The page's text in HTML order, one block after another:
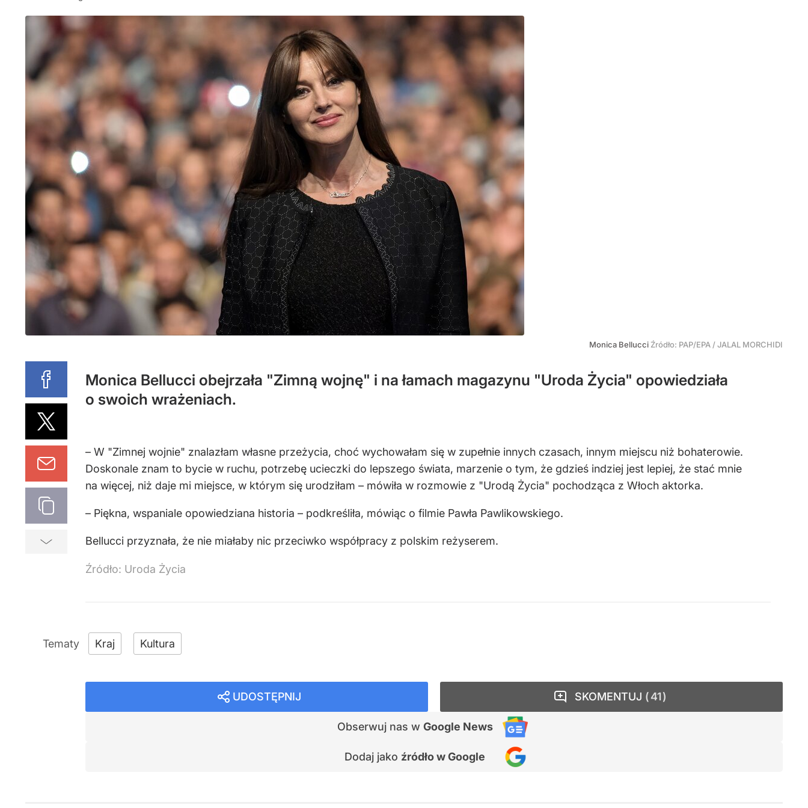
Monica Bellucci Źródło: PAP/EPA /JALAL MORCHIDI
Monica Bellucci obejrzała "Zimną wojnę" i na łamach magazynu "Uroda Życia" opowiedziała
o swoich wrażeniach.
– W "Zimnej wojnie" znalazłam własne przeżycia, choć wychowałam się w zupełnie innych czasach, innym miejscu niż bohaterowie.
Doskonale znam to bycie w ruchu, potrzebę ucieczki do lepszego świata, marzenie o tym, że gdzieś indziej jest lepiej, że stać mnie
na więcej, niż daje mi miejsce, w którym się urodziłam – mówiła w rozmowie z "Urodą Życia" pochodząca z Włoch aktorka.
– Piękna, wspaniale opowiedziana historia – podkreśliła, mówiąc o filmie Pawła Pawlikowskiego.
Bellucci przyznała, że nie miałaby nic przeciwko współpracy z polskim reżyserem.
Źródło: Uroda Życia
Kraj Kultura
UDOSTĘPNIJ
Obserwuj nas w Google News
Dodaj jako źródło w Google
SKOMENTUJ 41